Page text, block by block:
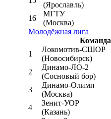
(Ярославль)
16
МГТУ
(Москва)
Молодёжная лига
Команда
1
Локомотив-CШОР
(Новосибирск)
2
Динамо-ЛО-2
(Сосновый бор)
3
Динамо-Олимп
(Москва)
4
Зенит-УОР
(Казань)